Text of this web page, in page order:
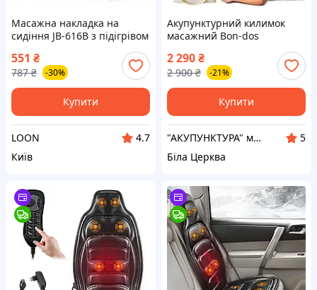
Масажна накладка на
сидіння JB-616B з підігрівом
/ Автонакладка з масажем
551 ₴
787 ₴ -30%
Купити
LOON
4.7
Київ
Акупунктурний килимок
масажний Bon-dos
Кузнєцова килимок +
подушка масажер -
пранамат для спини, ніг,
шиї
2 290₴
2 900 ₴ -21%
Купити
"АКУПУНКТУРА" магазин акупунктурных товаров
5
Біла Церква